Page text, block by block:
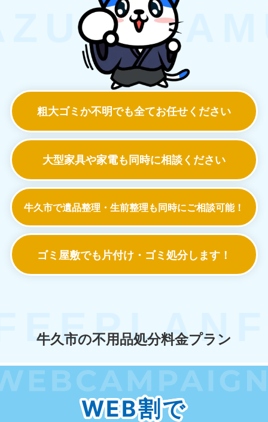
粗大ゴミか不明でも全てお任せください
大型家具や家電も同時に相談ください
牛久市で遺品整理・生前整理も同時にご相談可能！
ゴミ屋敷でも 片付け・ゴミ処分します！
牛久市の不用品処分料金プラン
WEB割で